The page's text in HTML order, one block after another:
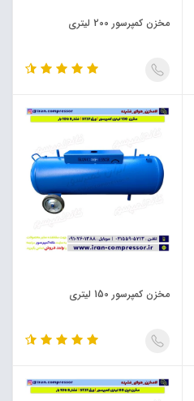
مخزن کمپرسور 200 لیتری
مخزن کمپرسور 150 لیتری